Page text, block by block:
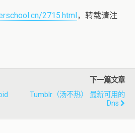
2715.html ，转载请注
下一篇文章
Tumblr（汤不热） 最新可用的
Dns